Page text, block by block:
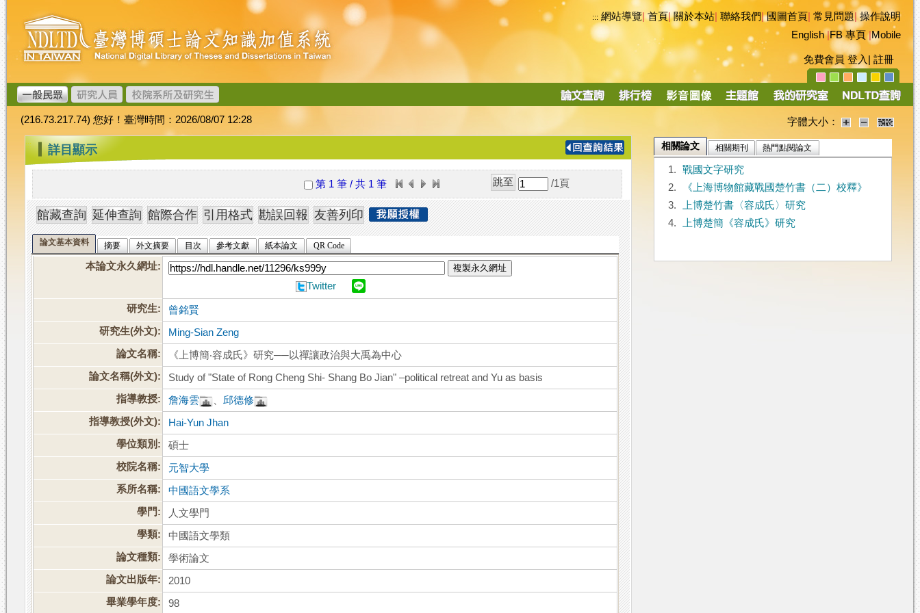
跳
到
主
要
內
容
臺
灣
博
碩
士
論
文
加
值
系
統
::: 網站導覽|首頁|關於本站 聯絡我們|國圖首頁 常見問題|操作說明
English|FB 專頁|Mobile
免費會員 登入 註冊
導
(216.73.217.74) 您好！臺灣時間：2026/08/07 12:28 字體大小：
::: 詳目顯示
第 1 筆 / 共 1 筆 /1 頁
論文基本資料 摘要 外文摘要 目次 參考文獻 紙本論文 QR Code
本論文永久網址: 複製永久網址
Twitter
研究生:
曾銘賢
研究生(外文):
Ming-Sian Zeng
論文名稱:
《上博簡‧容成氏》研究──以禪讓政治與大禹為中心
論文名稱(外文):
Study of "State of Rong Cheng Shi- Shang Bo Jian" –political retreat and Yu as basis
指導教授:
詹海雲 、邱德修
指導教授(外文):
Hai-Yun Jhan
學位類別:
碩士
校院名稱:
元智大學
系所名稱:
中國語文學系
學門:
人文學門
學類:
中國語文學類
論文種類:
學術論文
論文出版年:
2010
畢業學年度:
98
相關論文 相關期刊 熱門點閱論文
1.
戰國文字研究
2.
《上海博物館藏戰國楚竹書（二）校釋》
3.
上博楚竹書〈容成氏〉研究
4.
上博楚簡《容成氏》研究